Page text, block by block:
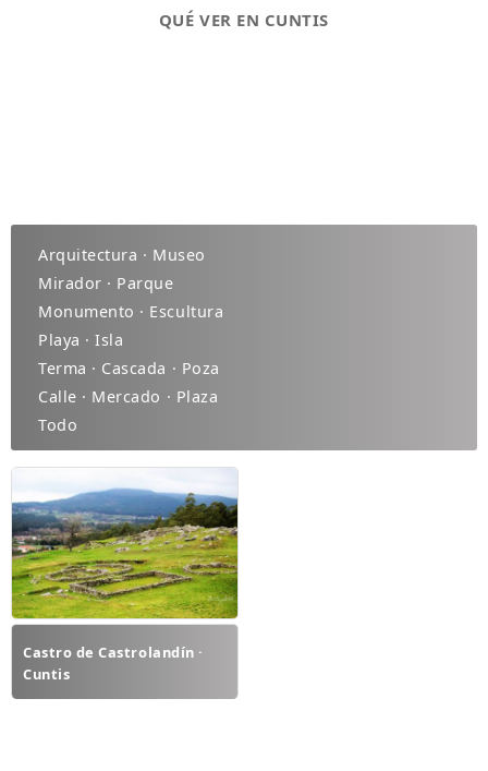
QUÉ VER EN CUNTIS
Arquitectura · Museo
Mirador · Parque
Monumento · Escultura
Playa · Isla
Terma · Cascada · Poza
Calle · Mercado · Plaza
Todo
Castro de Castrolandín ·
Cuntis